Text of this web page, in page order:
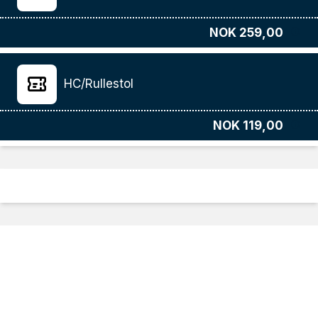
NOK 259,00
HC/Rullestol
NOK 119,00